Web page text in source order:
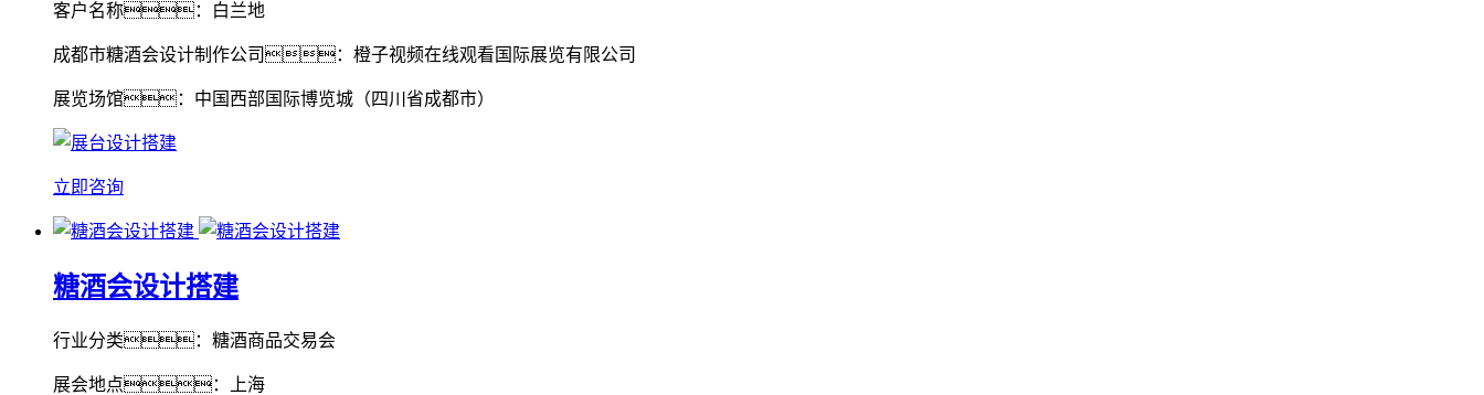
客户名称：白兰地
成都市糖酒会设计制作公司：橙子视频在线观看国际展览有限公司
展览场馆：中国西部国际博览城（四川省成都市）
立即咨询
糖酒会设计搭建
行业分类：糖酒商品交易会
展会地点：上海